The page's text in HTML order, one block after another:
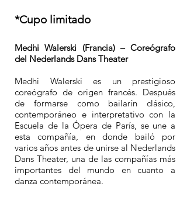
*Cupo limitado
Medhi Walerski (Francia) – Coreógrafo
del Nederlands Dans Theater
Medhi Walerski es un prestigioso
coreógrafo de origen francés. Después
de formarse como bailarín clásico,
contemporáneo e interpretativo con la
Escuela de la Ópera de París, se une a
esta compañía, en donde bailó por
varios años antes de unirse al Nederlands
Dans Theater, una de las compañías más
importantes del mundo en cuanto a
danza contemporánea.